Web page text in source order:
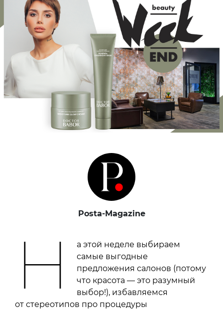
Posta-Magazine
Н
а этой неделе выбираем
самые выгодные
предложения салонов (потому
что красота — это разумный
выбор!), избавляемся
от стереотипов про процедуры